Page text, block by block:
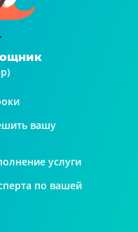
вашу
услуги
по вашей